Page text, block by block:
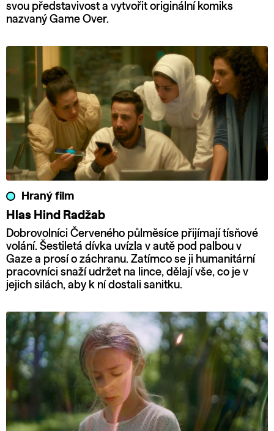
svou představivost a vytvořit originální komiks
nazvaný Game Over.
Hraný film
Hlas Hind Radžab
Dobrovolníci Červeného půlměsíce přijímají tísňové
volání. Šestiletá dívka uvízla v autě pod palbou v
Gaze a prosí o záchranu. Zatímco se ji humanitární
pracovníci snaží udržet na lince, dělají vše, co je v
jejich silách, aby k ní dostali sanitku.